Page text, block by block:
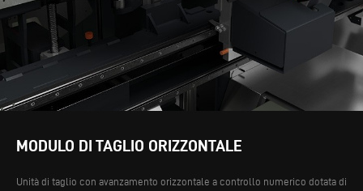
MODULO DI TAGLIO ORIZZONTALE
Unità di taglio con avanzamento orizzontale a controllo numerico dotata di